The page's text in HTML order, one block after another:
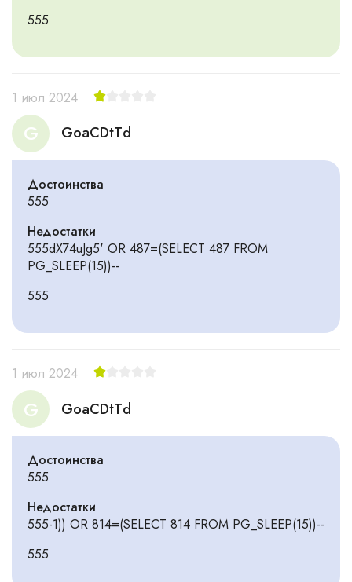
555
G GoaCDtTd
1 июл 2024
Достоинства
555
Недостатки
555dX74uJg5' OR 487=(SELECT 487 FROM
PG_SLEEP(15))--
555
G GoaCDtTd
1 июл 2024
Достоинства
555
Недостатки
555-1)) OR 814=(SELECT 814 FROM PG_SLEEP(15))--
555